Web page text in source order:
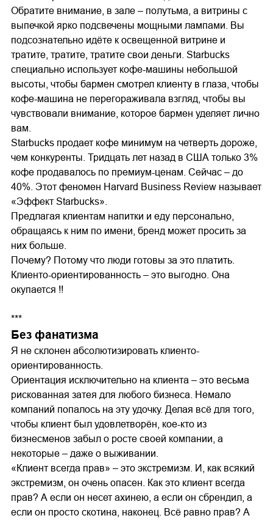
Обратите внимание, в зале – полутьма, а витрины с
выпечкой ярко подсвечены мощными лампами. Вы
подсознательно идёте к освещенной витрине и
тратите, тратите, тратите свои деньги. Starbucks
специально использует кофе-машины небольшой
высоты, чтобы бармен смотрел клиенту в глаза, чтобы
кофе-машина не перегораживала взгляд, чтобы вы
чувствовали внимание, которое бармен уделяет лично
вам.
Starbucks продает кофе минимум на четверть дороже,
чем конкуренты. Тридцать лет назад в США только 3%
кофе продавалось по премиум-ценам. Сейчас – до
40%. Этот феномен Harvard Business Review называет
«Эффект Starbucks».
Предлагая клиентам напитки и еду персонально,
обращаясь к ним по имени, бренд может просить за
них больше.
Почему? Потому что люди готовы за это платить.
Клиенто-ориентированность – это выгодно. Она
окупается !!
***
Без фанатизма
Я не склонен абсолютизировать клиенто-
ориентированность.
Ориентация исключительно на клиента – это весьма
рискованная затея для любого бизнеса. Немало
компаний попалось на эту удочку. Делая всё для того,
чтобы клиент был удовлетворён, кое-кто из
бизнесменов забыл о росте своей компании, а
некоторые – даже о выживании.
«Клиент всегда прав» – это экстремизм. И, как всякий
экстремизм, он очень опасен. Как это клиент всегда
прав? А если он несет ахинею, а если он сбрендил, а
если он просто скотина, наконец. Всё равно прав? А